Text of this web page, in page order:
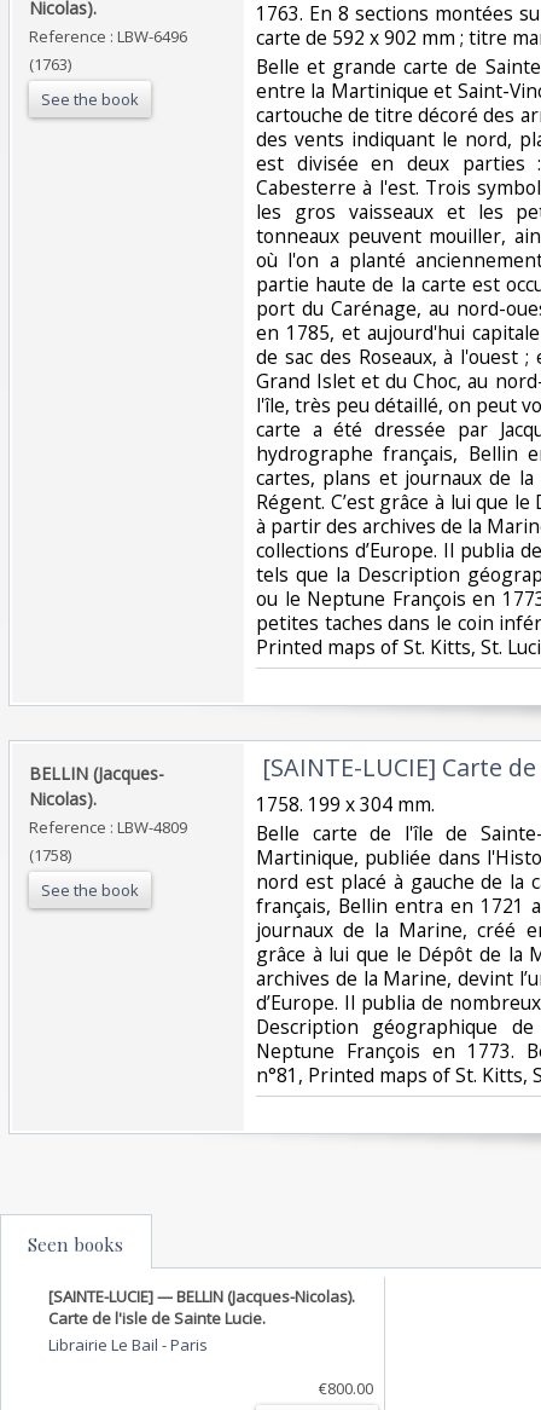
Nicolas).‎
Reference : LBW-6496
(1763)
See the book
‎1763. En 8 sections montées
carte de 592 x 902 mm ; titre
‎Belle et grande carte de
entre la Martinique et Saint-
cartouche de titre décoré des
des vents indiquant le nord,
est divisée en deux parties
Cabesterre à l'est. Trois
les gros vaisseaux et les
tonneaux peuvent mouiller,
où l'on a planté
partie haute de la carte est
port du Carénage, au nord-
en 1785, et aujourd'hui
de sac des Roseaux, à l'ouest
Grand Islet et du Choc, au
l'île, très peu détaillé, on peut
carte a été dressée par
hydrographe français, Bellin
cartes, plans et journaux de
Régent. C’est grâce à lui que
à partir des archives de la
collections d’Europe. Il publia
tels que la Description
ou le Neptune François en
petites taches dans le coin
Printed maps of St. Kitts, St.
‎BELLIN (Jacques-
Nicolas).‎
Reference : LBW-4809
(1758)
See the book
[SAINTE-LUCIE] Carte
‎1758. 199 x 304 mm. ‎
‎Belle carte de l'île de
Martinique, publiée dans
nord est placé à gauche de la
français, Bellin entra en 1721
journaux de la Marine, créé
grâce à lui que le Dépôt de la
archives de la Marine, devint
d’Europe. Il publia de
Description géographique
Neptune François en 1773.
n°81, Printed maps of St. Kitts,
Seen books
[SAINTE-LUCIE] — BELLIN (Jacques-Nicolas).
Carte de l'isle de Sainte Lucie.
Librairie Le Bail -Paris
€800.00